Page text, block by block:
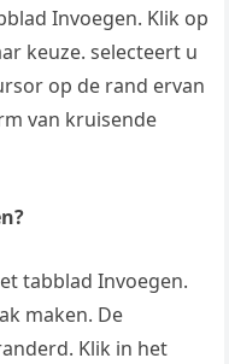
Invoegen. Klik op
keuze. selecteert u
op de rand ervan
van kruisende
tabblad Invoegen.
maken. De
Klik in het